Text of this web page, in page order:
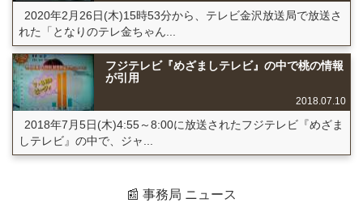
2020年2月26日(木)15時53分から、テレビ金沢放送局で放送さ
れた「となりのテレ金ちゃん...
フジテレビ『めざましテレビ』の中で桃の情報
が引用
2018.07.10
2018年7月5日(木)4:55～8:00に放送されたフジテレビ『めざま
しテレビ』の中で、ジャ...
📰 事務局 ニュース